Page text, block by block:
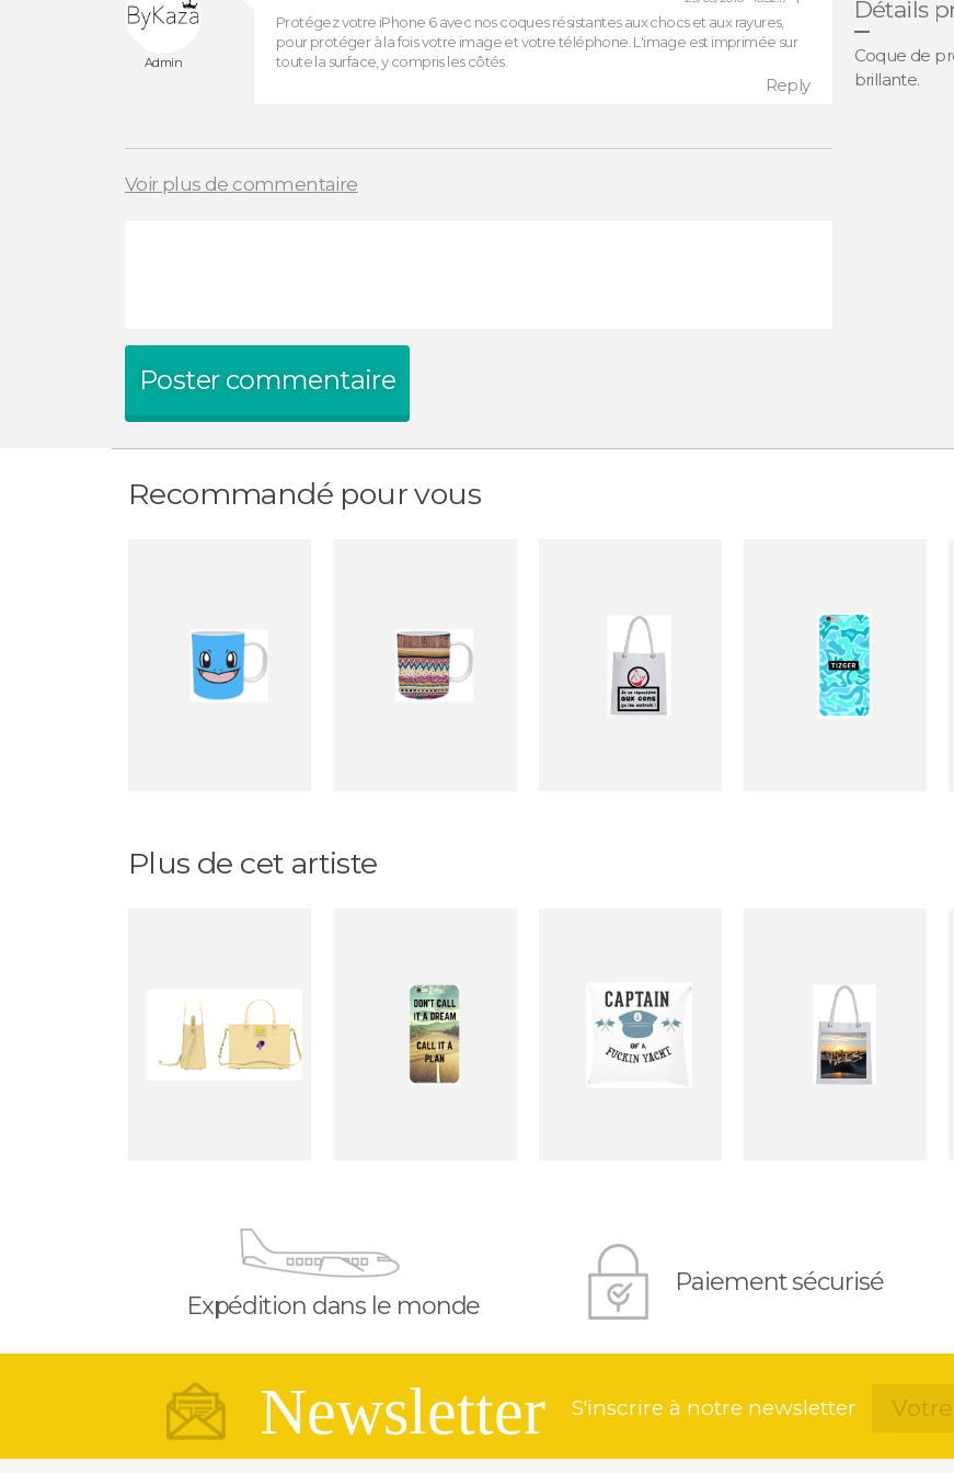
Admin
Protégez votre iPhone 6 avec nos coques résistantes aux chocs et aux rayures,
pour protéger à la fois votre image et votre téléphone. L'image est imprimée sur
toute la surface, y compris les côtés.
Reply
Voir plus de commentaire
Poster commentaire
Détails
Coque de
brillante.
Recommandé pour vous
Plus de cet artiste
Expédition dans le monde
Paiement sécurisé
Newsletter S'inscrire à notre newsletter